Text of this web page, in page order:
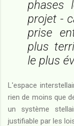
phases
projet -
prise
plus
le plus
L'espace
rien de moins que
un système
justifiable par les